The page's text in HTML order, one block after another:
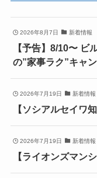
2026年8月7日 新着情報
【予告】8/10〜 ビ
の”家事ラク”キャ
2026年7月19日 新着情報
【ソシアルセイワ
2026年7月19日 新着情報
【ライオンズマン